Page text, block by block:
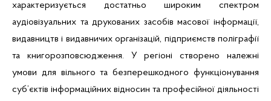
характеризується достатньо широким спектром
аудіовізуальних та друкованих засобів масової інформації,
видавництв і видавничих організацій, підприємств поліграфії
та книгорозповсюдження. У регіоні створено належні
умови для вільного та безперешкодного функціонування
суб’єктів інформаційних відносин та професійної діяльності